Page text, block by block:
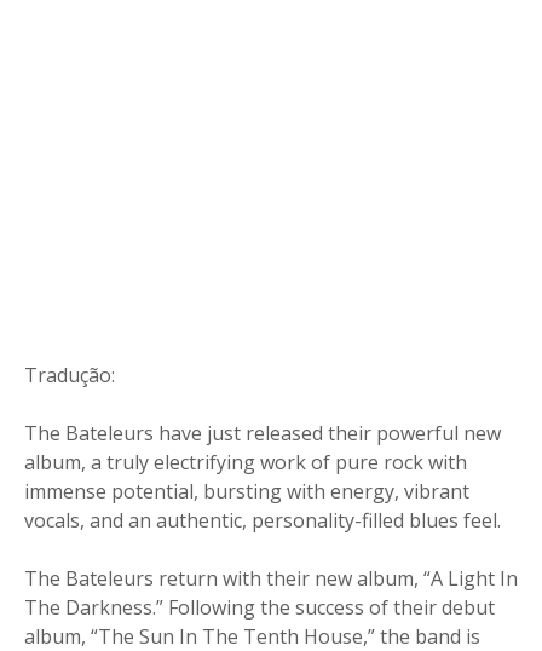
Tradução:
The Bateleurs have just released their powerful new
album, a truly electrifying work of pure rock with
immense potential, bursting with energy, vibrant
vocals, and an authentic, personality-filled blues feel.
The Bateleurs return with their new album, “A Light In
The Darkness.” Following the success of their debut
album, “The Sun In The Tenth House,” the band is